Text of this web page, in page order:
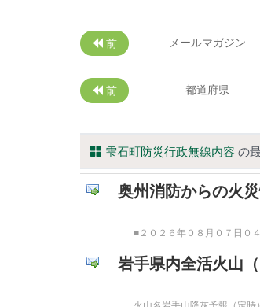
前 メールマガジン
前 都道府県
雫石町防災行政無線内容 の
奥州消防からの火
■２０２６年０８月０７日０
岩手県内全活火山